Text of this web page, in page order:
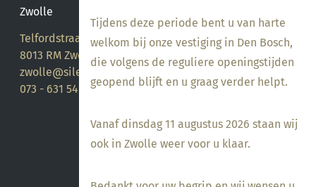
Tijdens deze periode bent u van harte
welkom bij onze vestiging in Den Bosch,
die volgens de reguliere openingstijden
geopend blijft en u graag verder helpt.
Vanaf dinsdag 11 augustus 2026 staan wij
ook in Zwolle weer voor u klaar.
Zwolle
Telfordstraat 14
8013 RM Zwolle
zwolle@silex.nl
073 - 631 54 05